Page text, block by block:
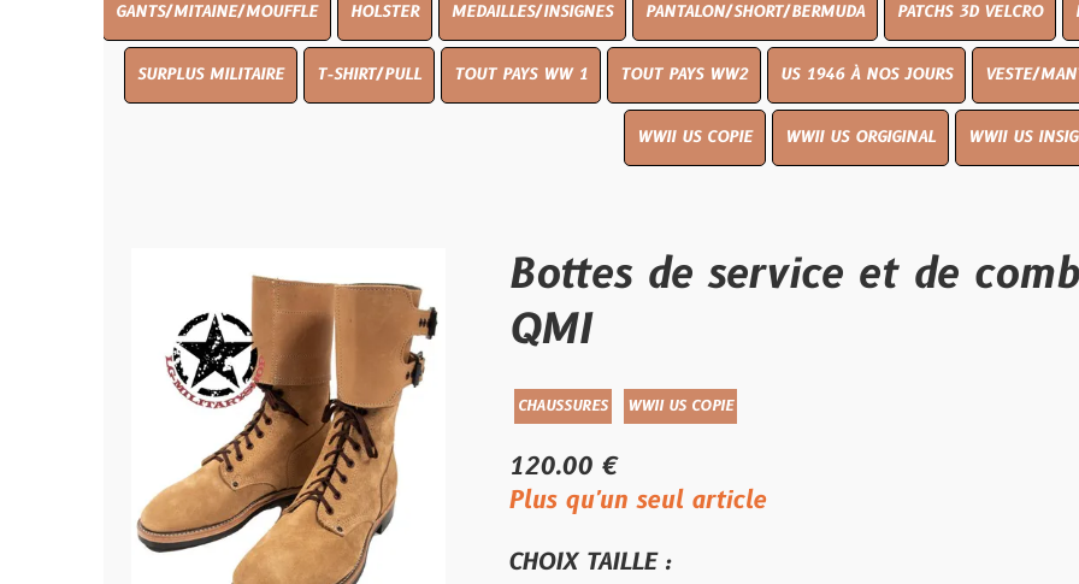
GANTS/MITAINE/MOUFFLE HOLSTER MEDAILLES/INSIGNES PANTALON/SHORT/BERMUDA PATCHS 3D VELCRO PEINTURE
SURPLUS MILITAIRE T-SHIRT/PULL TOUT PAYS WW 1 TOUT PAYS WW2 US 1946 À NOS JOURS VESTE/MANTEAU
WWII US COPIE WWII US ORGIGINAL WWII US INSIGNES
Bottes de service et de combat,
QMI
WWII US COPIE
120.00 €
Plus qu'un seul article
CHOIX TAILLE :